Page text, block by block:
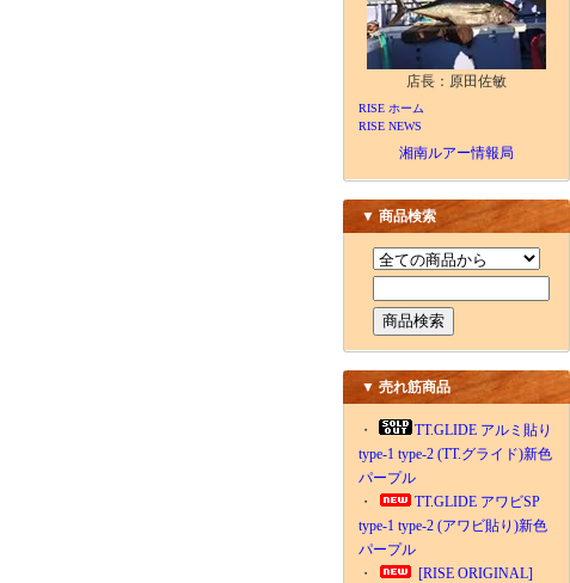
店長：原田佐敏
RISE ホーム
RISE NEWS
湘南ルアー情報局
▼ 商品検索
▼ 売れ筋商品
・
TT.GLIDE アルミ貼り
type-1 type-2 (TT.グライド)新色
パープル
・
TT.GLIDE アワビSP
type-1 type-2 (アワビ貼り)新色
パープル
・
[RISE ORIGINAL]